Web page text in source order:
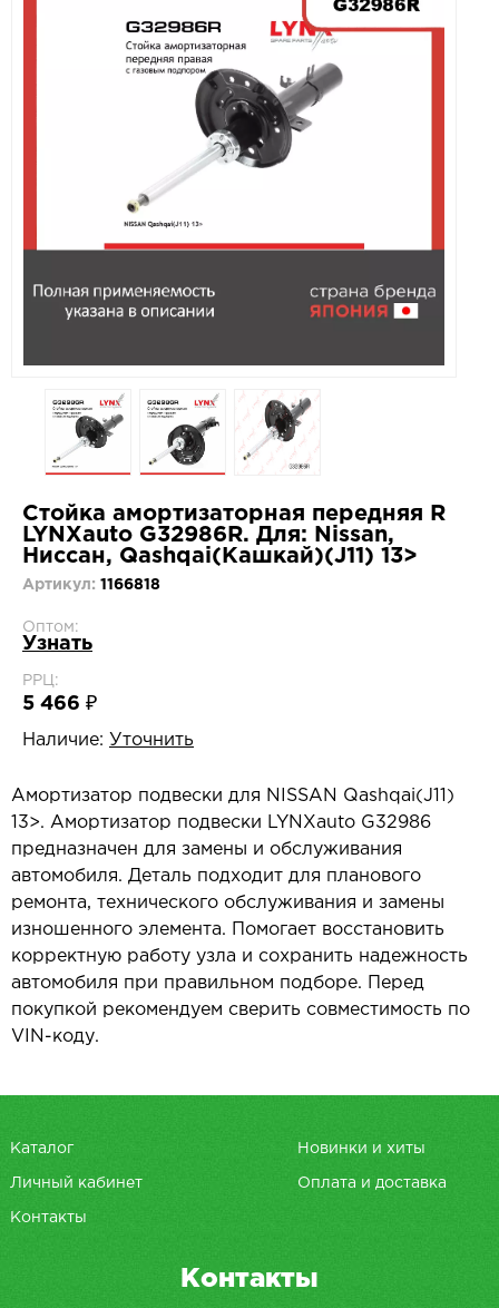
Стойка амортизаторная передняя R
LYNXauto G32986R. Для: Nissan,
Ниссан, Qashqai(Кашкай)(J11) 13>
Артикул: 1166818
Оптом:
Узнать
РРЦ:
5 466 ₽
Наличие: Уточнить
Амортизатор подвески для NISSAN Qashqai(J11)
13>. Амортизатор подвески LYNXauto G32986
предназначен для замены и обслуживания
автомобиля. Деталь подходит для планового
ремонта, технического обслуживания и замены
изношенного элемента. Помогает восстановить
корректную работу узла и сохранить надежность
автомобиля при правильном подборе. Перед
покупкой рекомендуем сверить совместимость по
VIN-коду.
Каталог Новинки и хиты
Личный кабинет Оплата и доставка
Контакты
Контакты